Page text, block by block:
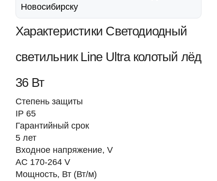
Новосибирску
Характеристики Светодиодный
светильник Line Ultra колотый лёд
36 Вт
Степень защиты
IP 65
Гарантийный срок
5 лет
Входное напряжение, V
AC 170-264 V
Мощность, Вт (Вт/м)